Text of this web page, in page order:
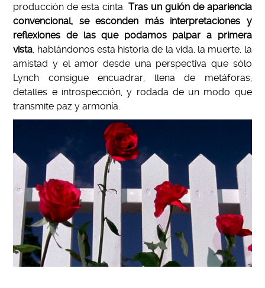
producción de esta cinta. Tras un guión de apariencia
convencional, se esconden más interpretaciones y
reflexiones de las que podamos palpar a primera
vista, hablándonos esta historia de la vida, la muerte, la
amistad y el amor desde una perspectiva que sólo
Lynch consigue encuadrar, llena de metáforas,
detalles e introspección, y rodada de un modo que
transmite paz y armonía.